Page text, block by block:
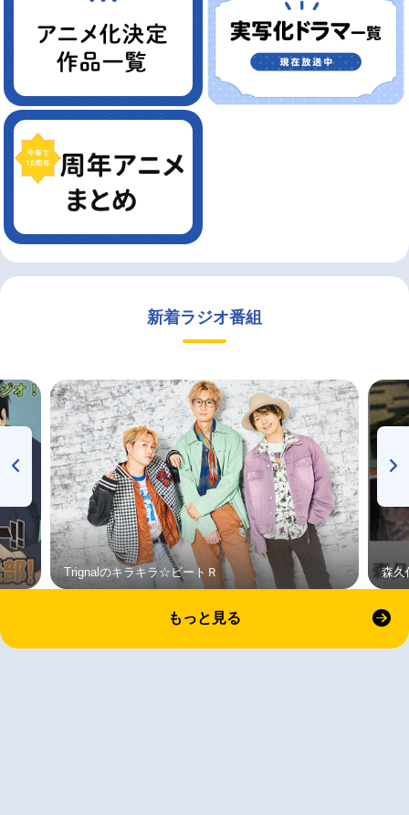
新着ラジオ番組
Trignalのキラキラ☆ビートＲ 森久
もっと見る